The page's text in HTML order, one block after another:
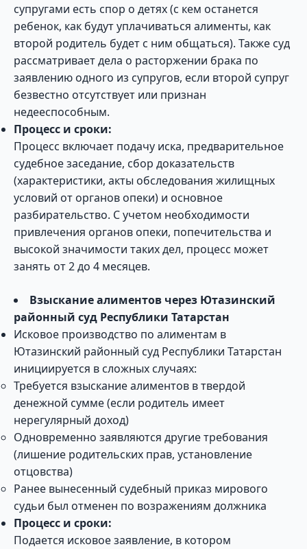
супругами есть спор о детях (с кем останется
ребенок, как будут уплачиваться алименты, как
второй родитель будет с ним общаться). Также суд
рассматривает дела о расторжении брака по
заявлению одного из супругов, если второй супруг
безвестно отсутствует или признан
недееспособным.
Процесс и сроки:
Процесс включает подачу иска, предварительное
судебное заседание, сбор доказательств
(характеристики, акты обследования жилищных
условий от органов опеки) и основное
разбирательство. С учетом необходимости
привлечения органов опеки, попечительства и
высокой значимости таких дел, процесс может
занять от 2 до 4 месяцев.
Взыскание алиментов через Ютазинский
районный суд Республики Татарстан
Исковое производство по алиментам в
Ютазинский районный суд Республики Татарстан
инициируется в сложных случаях:
Требуется взыскание алиментов в твердой
денежной сумме (если родитель имеет
нерегулярный доход)
Одновременно заявляются другие требования
(лишение родительских прав, установление
отцовства)
Ранее вынесенный судебный приказ мирового
судьи был отменен по возражениям должника
Процесс и сроки:
Подается исковое заявление, в котором